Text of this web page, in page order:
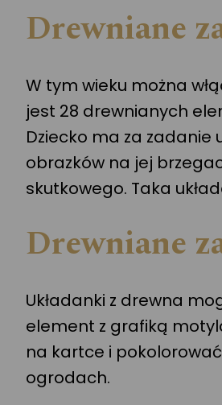
Drewniane
W tym wieku można
jest 28 drewnianych
Dziecko ma za
obrazków na jej
skutkowego. Taka
Drewniane
Układanki z drewna
element z grafiką
na kartce i
ogrodach.